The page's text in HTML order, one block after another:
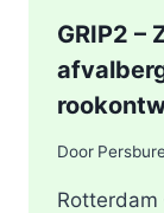
GRIP2 –
Door